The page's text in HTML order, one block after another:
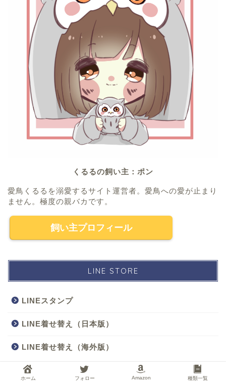
くるるの飼い主：ポン
愛鳥くるるを溺愛するサイト運営者。愛鳥への愛が止まり
ません。極度の親バカです。
飼い主プロフィール
LINE STORE
LINEスタンプ
LINE着せ替え（日本版）
LINE着せ替え（海外版）
飼う前に知っておきたいこと
ホーム フォロー Amazon 種類一覧